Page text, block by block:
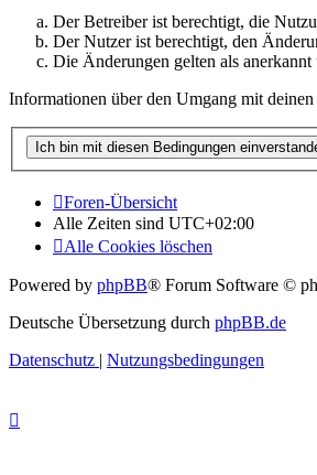
Der Betreiber ist berechtigt, die
Der Nutzer ist berechtigt, den
Die Änderungen gelten als
Informationen über den Umgang mit
Foren-Übersicht
Alle Zeiten sind UTC+02:00
Alle Cookies löschen
Powered by phpBB® Forum Software ©
Deutsche Übersetzung durch phpBB.de
Datenschutz | Nutzungsbedingungen